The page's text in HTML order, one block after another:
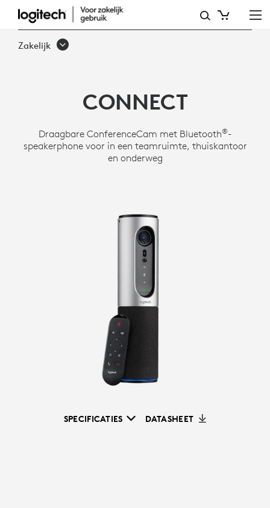
LOGITECH
CONFERENCECAM
Zakelijk
CONNECT
Draagbare ConferenceCam met Bluetooth®-
speakerphone voor in een teamruimte, thuiskantoor
en onderweg
SPECIFICATIES DATASHEET